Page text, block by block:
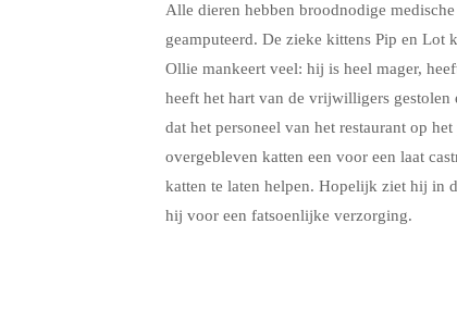
Alle dieren hebben broodnodige
geamputeerd. De zieke kittens Pip en Lot
Ollie mankeert veel: hij is heel mager,
heeft het hart van de vrijwilligers
dat het personeel van het restaurant op
overgebleven katten een voor een laat
katten te laten helpen. Hopelijk ziet hij in
hij voor een fatsoenlijke verzorging.